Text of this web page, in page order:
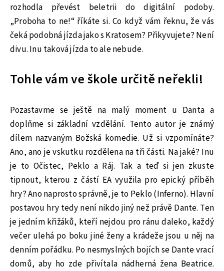
rozhodla převést beletrii do digitální podoby.
„Proboha to ne!“ říkáte si. Co když vám řeknu, že vás
čeká podobná jízda jako s Kratosem? Přikyvujete? Není
divu. Inu taková jízda to ale nebude.
Tohle vám ve škole určitě neřekli!
Pozastavme se ještě na malý moment u Danta a
doplňme si základní vzdělání. Tento autor je známý
dílem nazvaným Božská komedie. Už si vzpomínáte?
Ano, ano je vskutku rozdělena na tři části. Na jaké? Inu
je to Očistec, Peklo a Ráj. Tak a teď si jen zkuste
tipnout, kterou z částí EA využila pro epický příběh
hry? Ano naprosto správně, je to Peklo (Inferno). Hlavní
postavou hry tedy není nikdo jiný než právě Dante. Ten
je jedním křižáků, kteří nejdou pro ránu daleko, každý
večer ulehá po boku jiné ženy a krádeže jsou u něj na
denním pořádku. Po nesmyslných bojích se Dante vrací
domů, aby ho zde přivítala nádherná žena Beatrice.